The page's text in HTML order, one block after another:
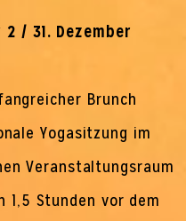
2 / 31. Dezember
Brunch
Yogasitzung im
Veranstaltungsraum
1,5 Stunden vor dem